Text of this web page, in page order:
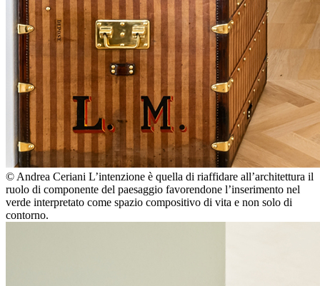
© Andrea Ceriani L’intenzione è quella di riaffidare all’architettura il
ruolo di componente del paesaggio favorendone l’inserimento nel
verde interpretato come spazio compositivo di vita e non solo di
contorno.